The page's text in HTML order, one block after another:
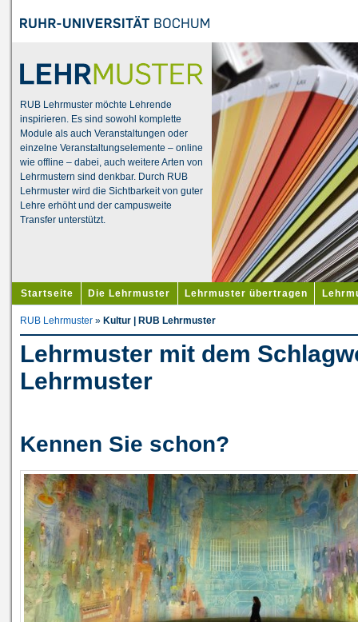
RUB Lehrmuster möchte Lehrende
inspirieren. Es sind sowohl komplette
Module als auch Veranstaltungen oder
einzelne Veranstaltungselemente – online
wie offline – dabei, auch weitere Arten von
Lehrmustern sind denkbar. Durch RUB
Lehrmuster wird die Sichtbarkeit von guter
Lehre erhöht und der campusweite
Transfer unterstützt.
Startseite Die Lehrmuster Lehrmuster übertragen
RUB Lehrmuster » Kultur | RUB Lehrmuster
Lehrmuster mit dem
Lehrmuster
Kennen Sie schon?